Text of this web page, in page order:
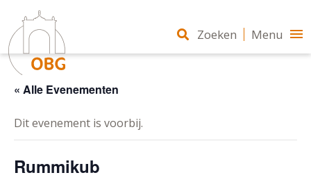
« Alle Evenementen
Dit evenement is voorbij.
Rummikub
Zoeken Menu